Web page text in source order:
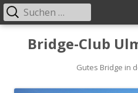
Bridge-Club
Gutes Bridge in
Primäres
Menü
Suchen
nach: